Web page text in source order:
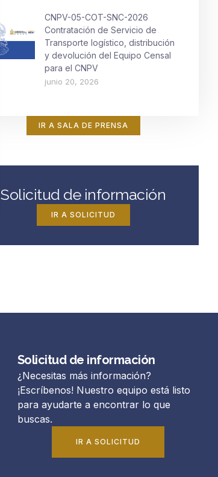
CNPV-05-COT-SNC-2026
Contratación de Servicio de
Transporte logístico, distribución
y devolución del Equipo Censal
para el CNPV
junio 20, 2026
IR A SALA DE PRENSA
Solicitud de información
IR A SOLICITUD
Solicitud de información
¿Necesitas más información?
¡Escríbenos! Nuestro equipo está listo
para ayudarte a encontrar lo que
buscas.
IR A SOLICITUD